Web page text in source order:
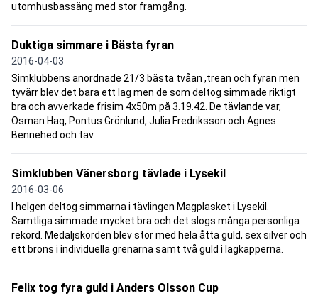
utomhusbassäng med stor framgång.
Duktiga simmare i Bästa fyran
2016-04-03
Simklubbens anordnade 21/3 bästa tvåan ,trean och fyran men
tyvärr blev det bara ett lag men de som deltog simmade riktigt
bra och avverkade frisim 4x50m på 3.19.42. De tävlande var,
Osman Haq, Pontus Grönlund, Julia Fredriksson och Agnes
Bennehed och täv
Simklubben Vänersborg tävlade i Lysekil
2016-03-06
I helgen deltog simmarna i tävlingen Magplasket i Lysekil.
Samtliga simmade mycket bra och det slogs många personliga
rekord. Medaljskörden blev stor med hela åtta guld, sex silver och
ett brons i individuella grenarna samt två guld i lagkapperna.
Felix tog fyra guld i Anders Olsson Cup